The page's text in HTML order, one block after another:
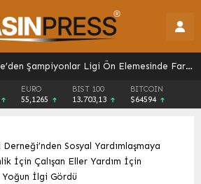
LGS Nakil Süreci Başladı: Tercih ve Sonuç Tarihleri Açıklandı
EURO
55,1265
BIST 100
13.703,13
BITCOIN
$64594
Sosyal Yardımlaşmaya
İçin Çalışan Eller Yardım İçin
İlgi Gördü